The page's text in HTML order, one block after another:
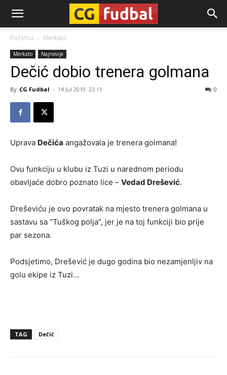
CG-
Fudbal
Početna Merkato
Merkato Najnovije
Dečić dobio trenera golmana
By CG Fudbal - 14 Jul 2019. 23:11 0
Uprava Dečića angažovala je trenera golmana!
Ovu funkciju u klubu iz Tuzi u narednom periodu
obavljaće dobro poznato lice – Vedad Drešević.
Dreševiću je ovo povratak na mjesto trenera golmana u
sastavu sa “Tuškog polja”, jer je na toj funkciji bio prije
par sezona.
Podsjetimo, Drešević je dugo godina bio nezamjenljiv na
golu ekipe iz Tuzi…
TAG Dečić